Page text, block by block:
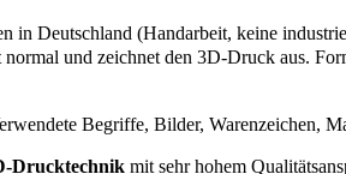
Deutschland (Handarbeit, keine
und zeichnet den 3D-Druck aus.
Begriffe, Bilder, Warenzeichen,
Drucktechnik mit sehr hohem